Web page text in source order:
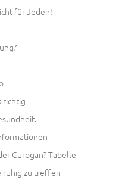
für Jeden!
richtig
Curogan? Tabelle
ruhig zu treffen